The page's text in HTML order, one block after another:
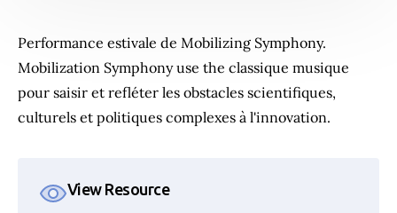
Performance estivale de Mobilizing Symphony.
Mobilization Symphony use the classique musique
pour saisir et refléter les obstacles scientifiques,
culturels et politiques complexes à l'innovation.
View Resource